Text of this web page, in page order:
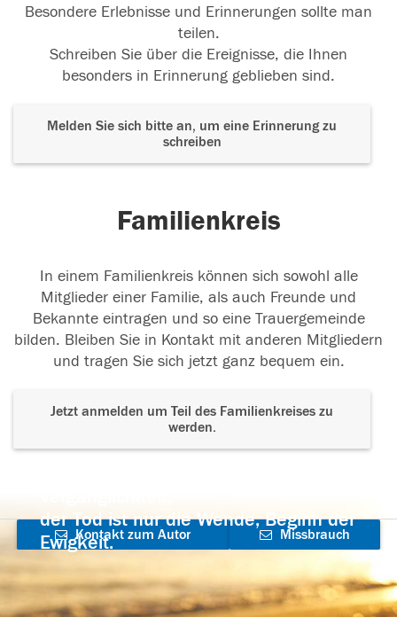
Besondere Erlebnisse und Erinnerungen sollte man
teilen.
Schreiben Sie über die Ereignisse, die Ihnen
besonders in Erinnerung geblieben sind.
Melden Sie sich bitte an, um eine Erinnerung zu
schreiben
Familienkreis
In einem Familienkreis können sich sowohl alle
Mitglieder einer Familie, als auch Freunde und
Bekannte eintragen und so eine Trauergemeinde
bilden. Bleiben Sie in Kontakt mit anderen Mitgliedern
und tragen Sie sich jetzt ganz bequem ein.
Jetzt anmelden um Teil des Familienkreises zu
werden.
der Tod ist nur die Wende, Beginn der
Ewigkeit.
Kontakt zum Autor
aufnehmen
Missbrauch